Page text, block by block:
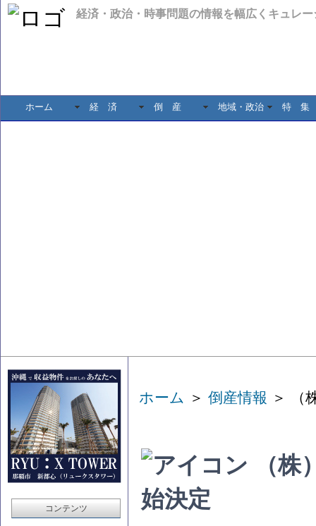
経済・政治・時事問題の情報を幅広くキュレ
ホーム 経 済 倒 産 地域・政治 特 集
コンテンツ
ホーム ＞ 倒産情報 ＞ （
（株
始決定